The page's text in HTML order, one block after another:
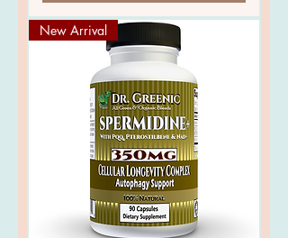
New Arrival